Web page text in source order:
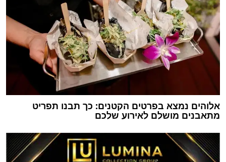
אלוהים נמצא בפרטים הקטנים: כך תבנו תפריט
מתאבנים מושלם לאירוע שלכם